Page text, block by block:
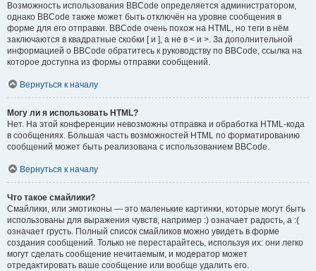
Возможность использования BBCode определяется администратором,
однако BBCode также может быть отключён на уровне сообщения в
форме для его отправки. BBCode очень похож на HTML, но теги в нём
заключаются в квадратные скобки [ и ], а не в < и >. За дополнительной
информацией о BBCode обратитесь к руководству по BBCode, ссылка на
которое доступна из формы отправки сообщений.
Вернуться к началу
Могу ли я использовать HTML?
Нет. На этой конференции невозможны отправка и обработка HTML-кода
в сообщениях. Большая часть возможностей HTML по форматированию
сообщений может быть реализована с использованием BBCode.
Вернуться к началу
Что такое смайлики?
Смайлики, или эмотиконы — это маленькие картинки, которые могут быть
использованы для выражения чувств, например :) означает радость, а :(
означает грусть. Полный список смайликов можно увидеть в форме
создания сообщений. Только не перестарайтесь, используя их: они легко
могут сделать сообщение нечитаемым, и модератор может
отредактировать ваше сообщение или вообще удалить его.